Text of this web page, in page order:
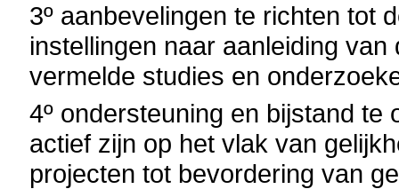
3º aanbevelingen te richten tot
instellingen naar aanleiding
vermelde studies en
4º ondersteuning en bijstand
actief zijn op het vlak van
projecten tot bevordering van